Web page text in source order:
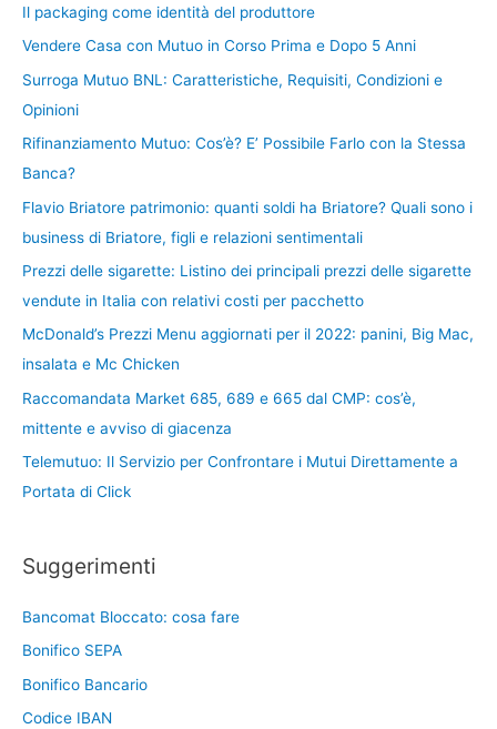
Il packaging come identità del produttore
Vendere Casa con Mutuo in Corso Prima e Dopo 5 Anni
Surroga Mutuo BNL: Caratteristiche, Requisiti, Condizioni e
Opinioni
Rifinanziamento Mutuo: Cos’è? E’ Possibile Farlo con la Stessa
Banca?
Flavio Briatore patrimonio: quanti soldi ha Briatore? Quali sono i
business di Briatore, figli e relazioni sentimentali
Prezzi delle sigarette: Listino dei principali prezzi delle sigarette
vendute in Italia con relativi costi per pacchetto
McDonald’s Prezzi Menu aggiornati per il 2022: panini, Big Mac,
insalata e Mc Chicken
Raccomandata Market 685, 689 e 665 dal CMP: cos’è,
mittente e avviso di giacenza
Telemutuo: Il Servizio per Confrontare i Mutui Direttamente a
Portata di Click
Suggerimenti
Bancomat Bloccato: cosa fare
Bonifico SEPA
Bonifico Bancario
Codice IBAN